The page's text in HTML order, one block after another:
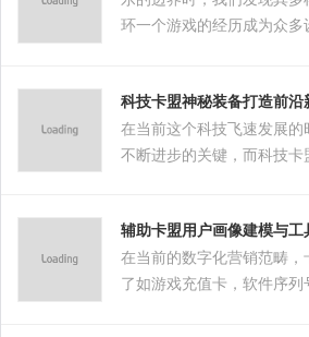
环一个游戏的经历成为众
科技卡盟神秘装备打造前沿
在当前这个科技飞速发展
不断进步的关键，而科技
辅助卡盟用户画像建模与工
在当前的数字化营销范畴
了如游戏充值卡，软件序